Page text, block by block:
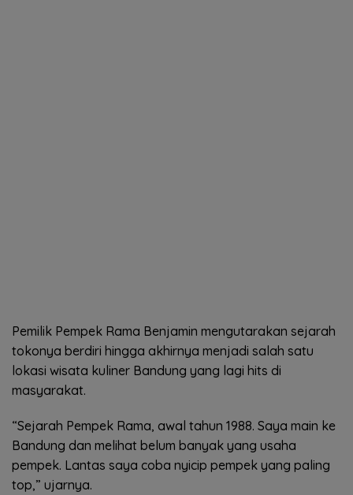
Pemilik Pempek Rama Benjamin mengutarakan sejarah
tokonya berdiri hingga akhirnya menjadi salah satu
lokasi wisata kuliner Bandung yang lagi hits di
masyarakat.
“Sejarah Pempek Rama, awal tahun 1988. Saya main ke
Bandung dan melihat belum banyak yang usaha
pempek. Lantas saya coba nyicip pempek yang paling
top,” ujarnya.